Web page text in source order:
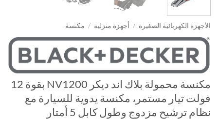
الأجهزة الكهربائية الصغيرة / أجهزة منزلية / مكنسة
مكنسة محمولة بلاك اند ديكر NV1200 بقوة 12
فولت تيار مستمر، مكنسة يدوية للسيارة مع
نظام ترشيح مزدوج وطول كابل 5 أمتار